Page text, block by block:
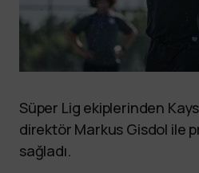
Süper Lig ekiplerinden
direktör Markus Gisdol ile
sağladı.